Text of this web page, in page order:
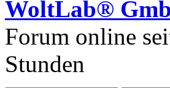
WoltLab®
Forum online
Stunden